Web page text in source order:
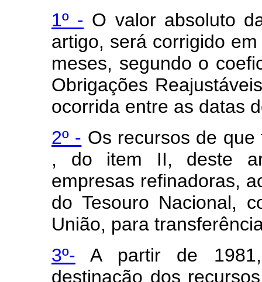
1º - O valor absoluto
artigo, será corrigido
meses, segundo o
Obrigações
ocorrida entre as datas
2º - Os recursos de
, do item II, deste
empresas refinadoras,
do Tesouro Nacional,
União, para
3º- A partir de
destinação dos